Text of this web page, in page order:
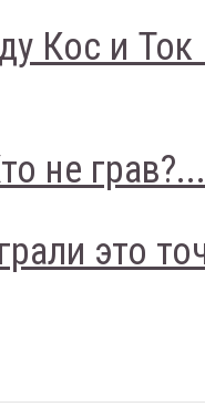
Кос и
не грав?...
это